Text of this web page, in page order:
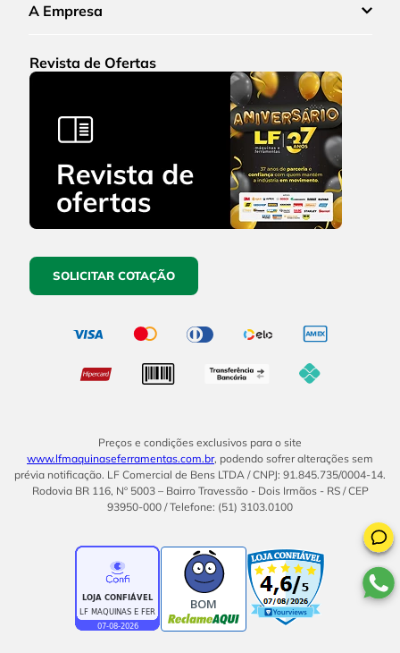
A Empresa
Revista de Ofertas
SOLICITAR COTAÇÃO
Preços e condições exclusivos para o site
www.lfmaquinaseferramentas.com.br, podendo sofrer alterações sem
prévia notificação. LF Comercial de Bens LTDA / CNPJ: 91.845.735/0004-14.
Rodovia BR 116, Nº 5003 – Bairro Travessão - Dois Irmãos - RS / CEP
93950-000 / Telefone: (51) 3103.0100
BOM